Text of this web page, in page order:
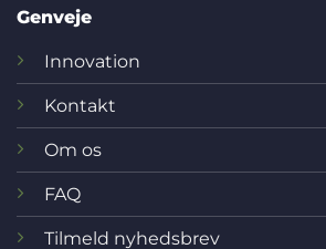
Genveje
Innovation
Kontakt
Om os
FAQ
Tilmeld nyhedsbrev